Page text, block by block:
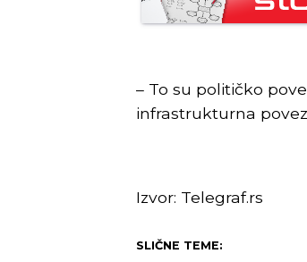
– To su političko
infrastrukturna
Izvor: Telegraf.rs
SLIČNE TEME: